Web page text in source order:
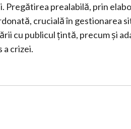
Pregătirea prealabilă, prin
crucială în gestionarea
cu publicul țintă, precum și
a crizei.